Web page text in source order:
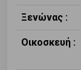
Ξενώνας :
Οικοσκευή :